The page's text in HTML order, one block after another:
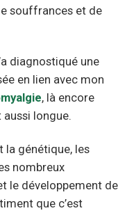
souffrances et de
diagnostiqué une
en lien avec mon
, là encore
longue.
la génétique, les
nombreux
le développement de
que c’est